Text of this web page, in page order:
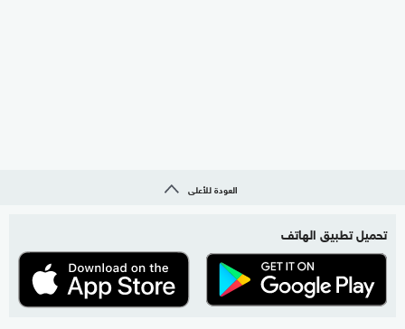
العودة للأعلى
تحميل تطبيق الهاتف